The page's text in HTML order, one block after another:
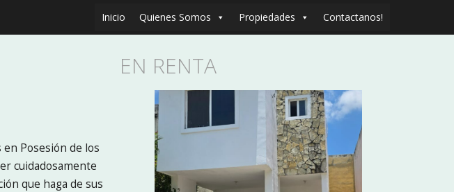
Inicio Quienes Somos Propiedades Contactanos!
Posesión de los
cuidadosamente
que haga de sus
EN RENTA